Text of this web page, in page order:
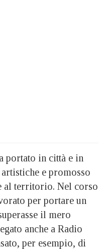
portato in città e in
e promosso
al territorio. Nel corso
per portare un
il mero
anche a Radio
per esempio, di